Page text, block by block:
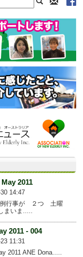
2011
14:47
例行事が ２つ 土曜
いま.....
2011 - 004
11:31
2011 ANE Dona.....